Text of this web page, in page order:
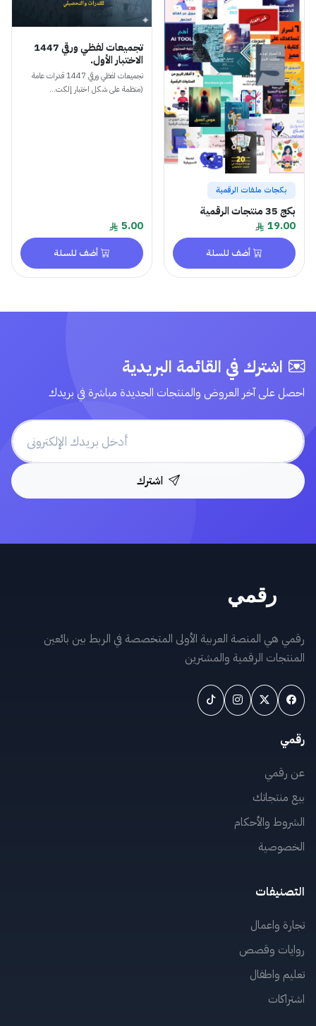
بكجات ملفات الرقمية
بكج 35 منتجات الرقمية
19.00
أضف للسلة
تجميعات لفظي ورقي 1447
الاختبار الأول.
تجميعات لفظي ورقي 1447 قدرات عامة
(منظمة على شكل اختبار إلكت...
5.00
أضف للسلة
اشترك في القائمة البريدية
احصل على آخر العروض والمنتجات الجديدة مباشرة في بريدك
اشترك
رقمي هي المنصة العربية الأولى المتخصصة في الربط بين بائعين
المنتجات الرقمية والمشترين
رقمي
عن رقمي
بيع منتجاتك
الشروط والأحكام
الخصوصية
التصنيفات
تجارة واعمال
روايات وقصص
تعليم واطفال
اشتراكات